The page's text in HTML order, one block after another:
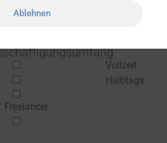
Ablehnen
Vollzeit
Halbtags
Freelancer